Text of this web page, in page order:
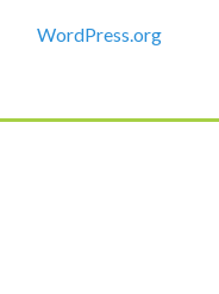
WordPress.org